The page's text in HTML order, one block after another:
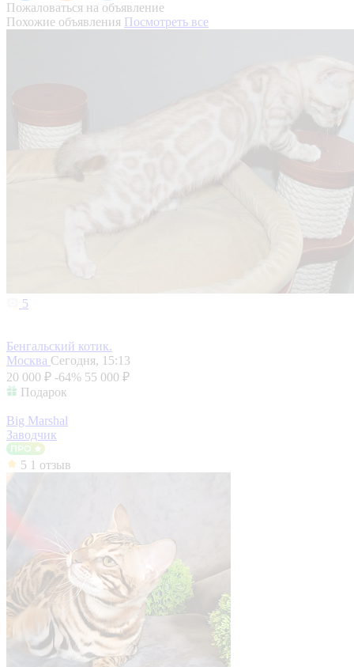
Пожаловаться на объявление
Похожие объявления Посмотреть все
5
Бенгальский котик.
Москва Сегодня, 15:13
20 000 ₽ -64% 55 000 ₽
Подарок
Big Marshal
Заводчик
5 1 отзыв